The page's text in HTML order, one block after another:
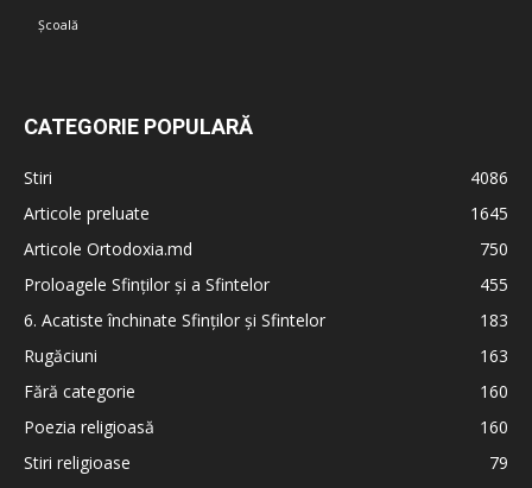
Școală
CATEGORIE POPULARĂ
Stiri
4086
Articole preluate
1645
Articole Ortodoxia.md
750
Proloagele Sfinților și a Sfintelor
455
6. Acatiste închinate Sfinților și Sfintelor
183
Rugăciuni
163
Fără categorie
160
Poezia religioasă
160
Stiri religioase
79